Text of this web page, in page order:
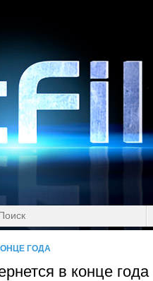
ГОДА
в конце года